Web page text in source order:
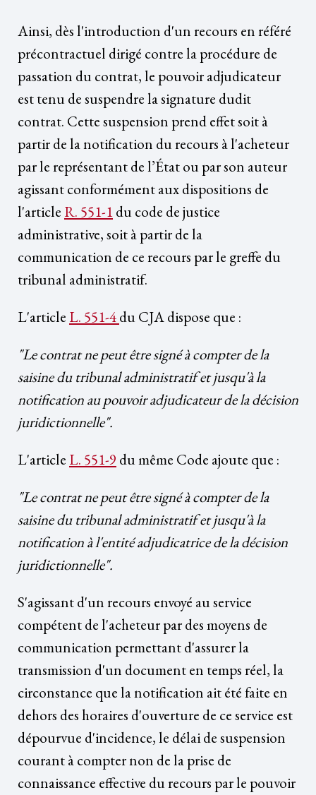
Ainsi, dès l'introduction d'un recours en référé
précontractuel dirigé contre la procédure de
passation du contrat, le pouvoir adjudicateur
est tenu de suspendre la signature dudit
contrat. Cette suspension prend effet soit à
partir de la notification du recours à l'acheteur
par le représentant de l’État ou par son auteur
agissant conformément aux dispositions de
l'article R. 551-1du code de justice
administrative, soit à partir de la
communication de ce recours par le greffe du
tribunal administratif.
L'article L. 551-4du CJA dispose que :
"Le contrat ne peut être signé à compter de la
saisine du tribunal administratif et jusqu'à la
notification au pouvoir adjudicateur de la décision
juridictionnelle".
L'article L. 551-9 du même Code ajoute que :
"Le contrat ne peut être signé à compter de la
saisine du tribunal administratif et jusqu'à la
notification à l'entité adjudicatrice de la décision
juridictionnelle".
S'agissant d'un recours envoyé au service
compétent de l'acheteur par des moyens de
communication permettant d'assurer la
transmission d'un document en temps réel, la
circonstance que la notification ait été faite en
dehors des horaires d'ouverture de ce service est
dépourvue d'incidence, le délai de suspension
courant à compter non de la prise de
connaissance effective du recours par le pouvoir